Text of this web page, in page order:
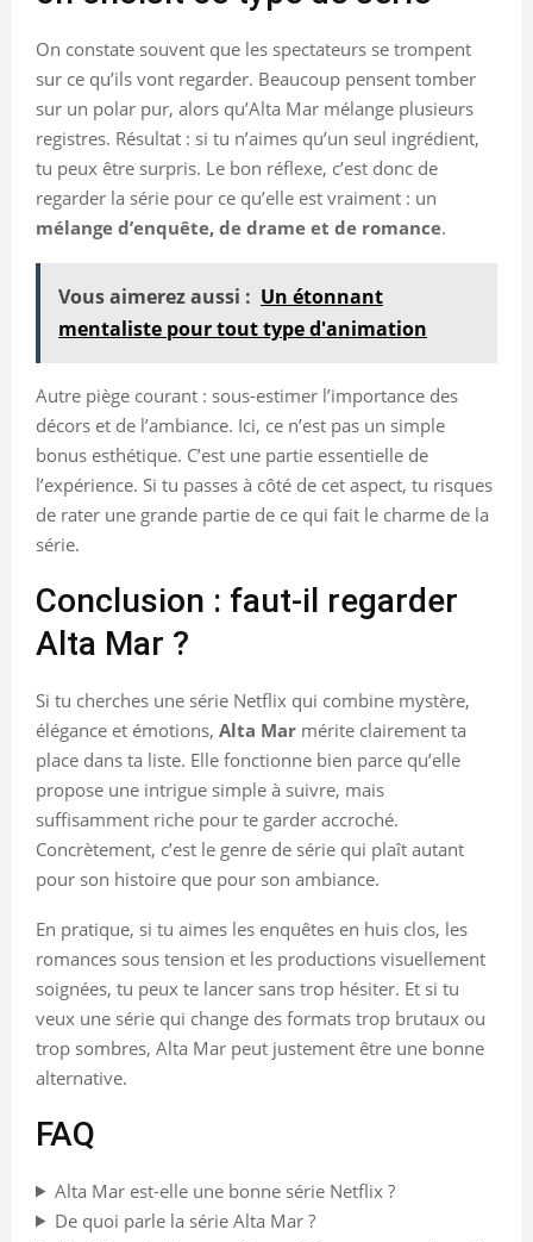
On constate souvent que les spectateurs se trompent
sur ce qu’ils vont regarder. Beaucoup pensent tomber
sur un polar pur, alors qu’Alta Mar mélange plusieurs
registres. Résultat : si tu n’aimes qu’un seul ingrédient,
tu peux être surpris. Le bon réflexe, c’est donc de
regarder la série pour ce qu’elle est vraiment : un
mélange d’enquête, de drame et de romance.
Vous aimerez aussi : Un étonnant
mentaliste pour tout type d'animation
Autre piège courant : sous-estimer l’importance des
décors et de l’ambiance. Ici, ce n’est pas un simple
bonus esthétique. C’est une partie essentielle de
l’expérience. Si tu passes à côté de cet aspect, tu risques
de rater une grande partie de ce qui fait le charme de la
série.
Conclusion : faut-il regarder
Alta Mar ?
Si tu cherches une série Netflix qui combine mystère,
élégance et émotions, Alta Mar mérite clairement ta
place dans ta liste. Elle fonctionne bien parce qu’elle
propose une intrigue simple à suivre, mais
suffisamment riche pour te garder accroché.
Concrètement, c’est le genre de série qui plaît autant
pour son histoire que pour son ambiance.
En pratique, si tu aimes les enquêtes en huis clos, les
romances sous tension et les productions visuellement
soignées, tu peux te lancer sans trop hésiter. Et si tu
veux une série qui change des formats trop brutaux ou
trop sombres, Alta Mar peut justement être une bonne
alternative.
FAQ
Alta Mar est-elle une bonne série Netflix ?
De quoi parle la série Alta Mar ?